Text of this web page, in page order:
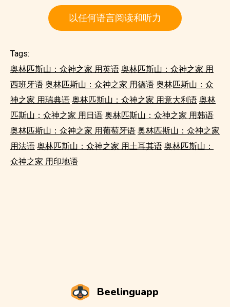
以任何语言阅读和听力
Tags:
奥林匹斯山：众神之家 用英语 奥林匹斯山：众神之家 用
西班牙语 奥林匹斯山：众神之家 用德语 奥林匹斯山：众
神之家 用瑞典语 奥林匹斯山：众神之家 用意大利语 奥林
匹斯山：众神之家 用日语 奥林匹斯山：众神之家 用韩语
奥林匹斯山：众神之家 用葡萄牙语 奥林匹斯山：众神之家
用法语 奥林匹斯山：众神之家 用土耳其语 奥林匹斯山：
众神之家 用印地语
Beelinguapp